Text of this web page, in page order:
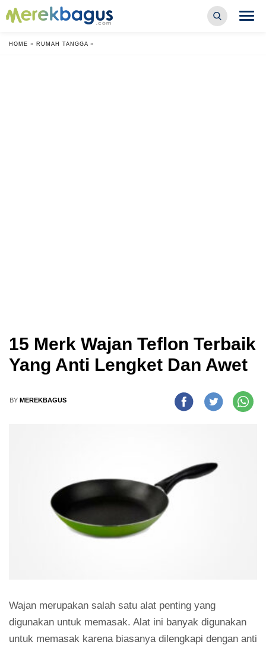
HOME » RUMAH TANGGA »
15 Merk Wajan Teflon Terbaik
Yang Anti Lengket Dan Awet
BY MEREKBAGUS
Wajan merupakan salah satu alat penting yang
digunakan untuk memasak. Alat ini banyak digunakan
untuk memasak karena biasanya dilengkapi dengan anti